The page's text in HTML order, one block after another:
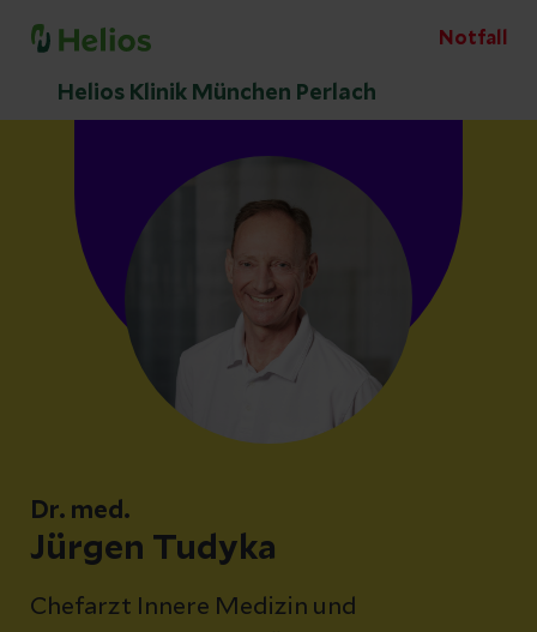
Notfall
Helios Klinik München Perlach
Dr. med.
Jürgen Tudyka
Chefarzt Innere Medizin und